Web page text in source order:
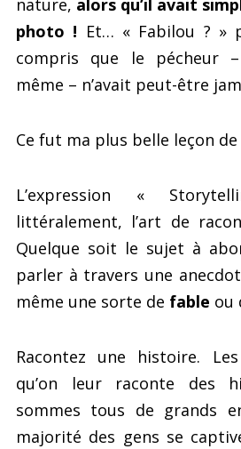
nature, alors qu’il avait
photo ! Et… « Fabilou ? »
compris que le pécheur
même – n’avait peut-être
Ce fut ma plus belle leçon
L’expression «
littéralement, l’art de
Quelque soit le sujet à
parler à travers une
même une sorte de fable ou
Racontez une histoire.
qu’on leur raconte des
sommes tous de grands
majorité des gens se